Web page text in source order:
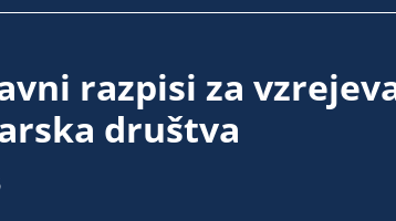
razpisi za
društva